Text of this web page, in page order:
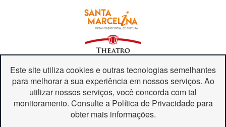
Este site utiliza cookies e outras tecnologias semelhantes
para melhorar a sua experiência em nossos serviços. Ao
utilizar nossos serviços, você concorda com tal
monitoramento. Consulte a Política de Privacidade para
obter mais informações.